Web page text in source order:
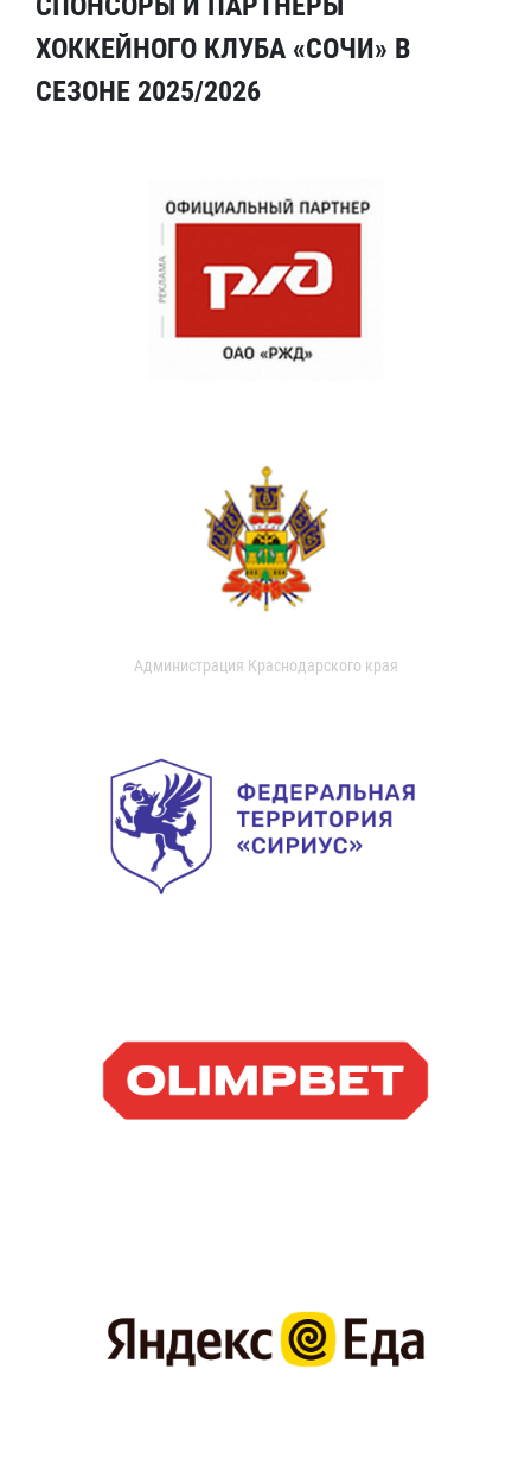
ХОККЕЙНОГО КЛУБА «СОЧИ» В
СЕЗОНЕ 2025/2026
Администрация Краснодарского края